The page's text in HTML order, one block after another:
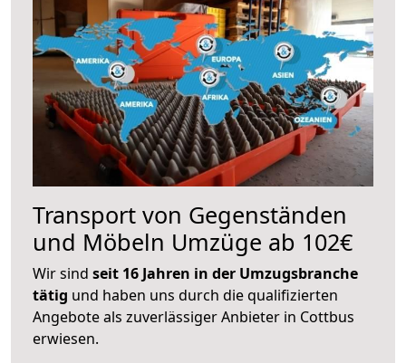
Transport von Gegenständen
und Möbeln Umzüge ab 102€
Wir sind seit 16 Jahren in der Umzugsbranche
tätig und haben uns durch die qualifizierten
Angebote als zuverlässiger Anbieter in Cottbus
erwiesen.